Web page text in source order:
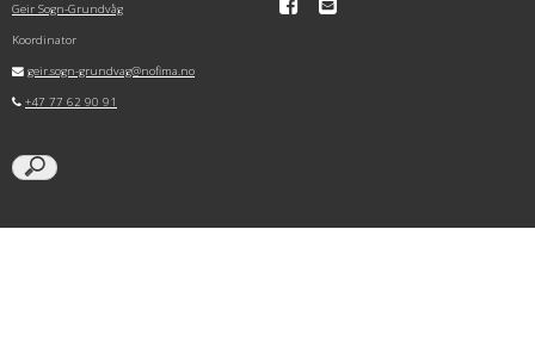
Geir Sogn-Grundvåg
Koordinator
geir.sogn-grundvag@nofima.no
+47 77 62 90 91